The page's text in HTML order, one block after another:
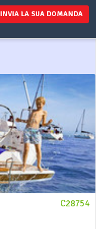
INVIA LA SUA DOMANDA
C28754